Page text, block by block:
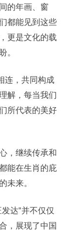
的年画、窗
都能见到这些
更是文化的载
。
连，共同构成
解，每当我们
所代表的美好
，继续传承和
能在生肖的庇
未来。
达”并不仅仅
，展现了中国